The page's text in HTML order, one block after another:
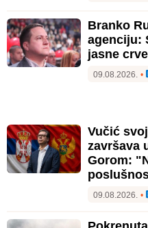
Branko
agenciju:
jasne
09.08.2026. •
Vučić
završava
Gorom:
09.08.2026. •